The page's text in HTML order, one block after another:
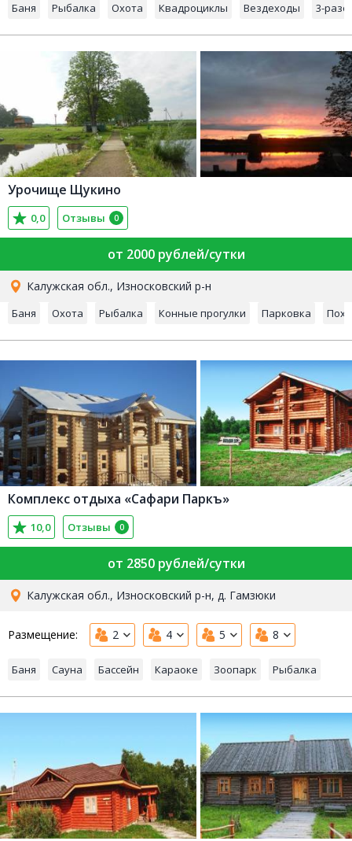
Баня Рыбалка Охота Квадроциклы Вездеходы 3-
Урочище Щукино
0,0 Отзывы 0
от 2000 рублей/сутки
Калужская обл., Износковский р-н
Баня Охота Рыбалка Конные прогулки Парковка
Комплекс отдыха «Сафари Паркъ»
10,0 Отзывы 0
от 2850 рублей/сутки
Калужская обл., Износковский р-н, д. Гамзюки
Размещение: 2 4 5 8
Баня Сауна Бассейн Караоке Зоопарк Рыбалка